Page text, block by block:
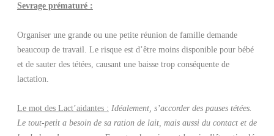
Sevrage prématuré :
Organiser une grande ou une petite réunion de famille demande
beaucoup de travail. Le risque est d’être moins disponible pour bébé
et de sauter des tétées, causant une baisse trop conséquente de
lactation.
Le mot desLact’aidantes : Idéalement, s’accorderdes pauses tétées.
Le tout-petit a besoin de sa ration de lait, mais aussi du contact et de